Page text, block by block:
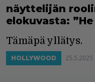
näyttelijän
elokuvasta:
Tämäpä yllätys.
HOLLYWOOD 25.5.2025